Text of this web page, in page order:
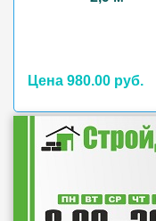
Цена 980.00 руб.